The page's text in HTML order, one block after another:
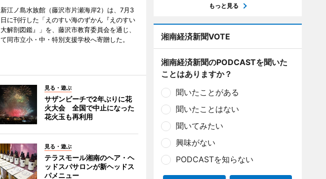
新江ノ島水族館（藤沢市片瀬海岸2）は、7月3
日に刊行した「えのすい海のずかん『えのすい
大解剖図鑑』」を、藤沢市教育委員会を通じ、
て同市立小・中・特別支援学校へ寄贈した。
見る・遊ぶ
サザンビーチで2年ぶりに花
火大会 全国で中止になった
花火玉も再利用
見る・遊ぶ
テラスモール湘南のヘア・ヘ
ッドスパサロンが新ヘッドス
パメニュー
もっと見る
湘南経済新聞VOTE
湘南経済新聞のPODCASTを聞いた
ことはありますか？
聞いたことがある
聞いたことはない
聞いてみたい
興味がない
PODCASTを知らない